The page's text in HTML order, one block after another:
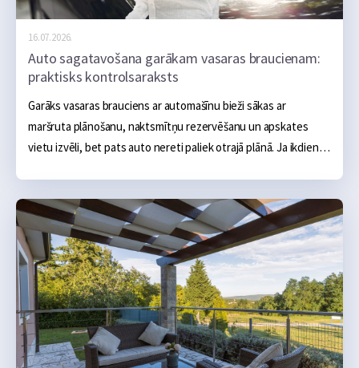
16.07.2026.
Auto sagatavošana garākam vasaras braucienam:
praktisks kontrolsaraksts
Garāks vasaras brauciens ar automašīnu bieži sākas ar
maršruta plānošanu, naktsmītņu rezervēšanu un apskates
vietu izvēli, bet pats auto nereti paliek otrajā plānā. Ja ikdienā